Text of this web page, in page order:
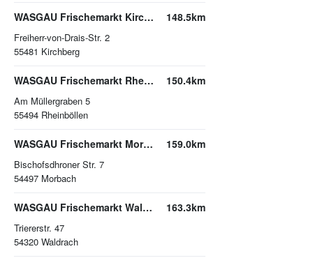
WASGAU Frischemarkt Kirchberg
Freiherr-von-Drais-Str. 2
55481 Kirchberg
148.5km
WASGAU Frischemarkt Rheinböllen
Am Müllergraben 5
55494 Rheinböllen
150.4km
WASGAU Frischemarkt Morbach
Bischofsdhroner Str. 7
54497 Morbach
159.0km
WASGAU Frischemarkt Waldrach
Triererstr. 47
54320 Waldrach
163.3km